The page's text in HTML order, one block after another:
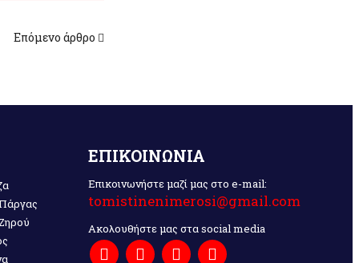
Επόμενο άρθρο
ΕΠΙΚΟΙΝΩΝΙΑ
Επικοινωνήστε μαζί μας στο e-mail:
tomistinenimerosi@gmail.com
Ακολουθήστε μας στα social media